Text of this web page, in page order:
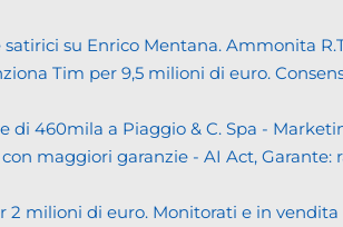
su Enrico Mentana. Ammonita
Tim per 9,5 milioni di euro.
di 460mila a Piaggio & C. Spa -
maggiori garanzie - AI Act,
2 milioni di euro. Monitorati e in